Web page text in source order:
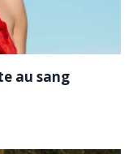
au sang